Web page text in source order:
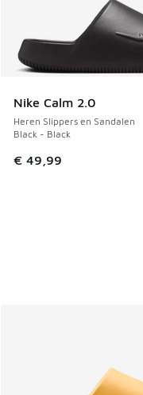
Nike Calm 2.0
Heren Slippers en Sandalen
Black - Black
€ 49,99